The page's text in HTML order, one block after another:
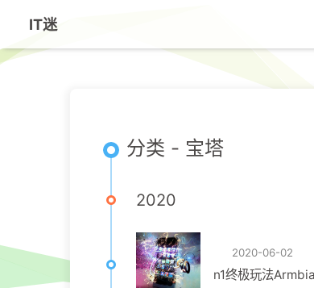
IT迷
分类 - 宝塔
2020
2020-06-02
n1终极玩法